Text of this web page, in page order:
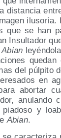
dis­tan­cia
ilu­so­ria.
que se han
Insul­ta­dor
Abian
del púl­pi­to
en
abor­tar
anu­lan­do
y
Abian.